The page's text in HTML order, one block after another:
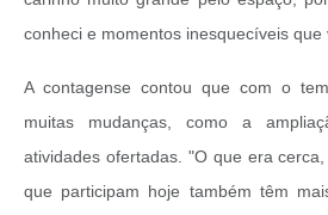
conheci e momentos inesquecíveis que
A contagense contou que com o
muitas mudanças, como a
atividades ofertadas. "O que era
que participam hoje também têm